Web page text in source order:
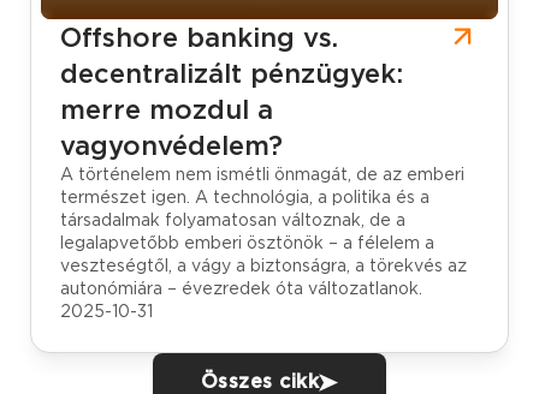
Offshore banking vs.
decentralizált pénzügyek:
merre mozdul a
vagyonvédelem?
A történelem nem ismétli önmagát, de az emberi
természet igen. A technológia, a politika és a
társadalmak folyamatosan változnak, de a
legalapvetőbb emberi ösztönök – a félelem a
veszteségtől, a vágy a biztonságra, a törekvés az
autonómiára – évezredek óta változatlanok.
2025-10-31
Összes cikk